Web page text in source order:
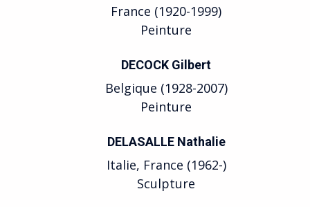
France (1920-1999)
Peinture
DECOCK Gilbert
Belgique (1928-2007)
Peinture
DELASALLE Nathalie
Italie, France (1962-)
Sculpture